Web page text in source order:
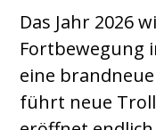
Das Jahr 2026
Fortbewegung
eine
führt neue